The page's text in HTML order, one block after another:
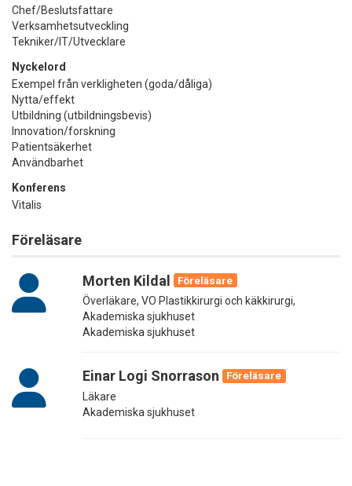
Chef/Beslutsfattare
Verksamhetsutveckling
Tekniker/IT/Utvecklare
Nyckelord
Exempel från verkligheten (goda/dåliga)
Nytta/effekt
Utbildning (utbildningsbevis)
Innovation/forskning
Patientsäkerhet
Användbarhet
Konferens
Vitalis
Föreläsare
Morten Kildal
Föreläsare
Överläkare, VO Plastikkirurgi och käkkirurgi,
Akademiska sjukhuset
Akademiska sjukhuset
Einar Logi Snorrason
Föreläsare
Läkare
Akademiska sjukhuset